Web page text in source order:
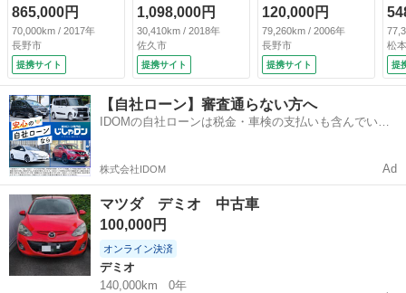
バックカメラ 衝突
被害軽減ブレーキ
クルーズコントロー
ル 前席シートヒー
ター スマートキ
ー ＬＥＤヘッドラ
イト オートライ
ト 純正アルミ＋サ
マータイヤ車載 Ｅ
ＴＣ （なし）
865,000円
70,000km / 2017年
長野市
提携サイト
ルセグＴＶ ＬＥＤ
ヘッドライト ＥＴ
Ｃ 衝突被害軽減ブ
レーキ スマートキ
ー クルーズコント
ロール アイドリン
グストップ シート
ヒーター オートラ
1,098,000円
30,410km / 2018年
佐久市
提携サイト
スマートキー ＣＤ
／ＭＤ （検9.6）
120,000円
79,260km / 2006年
長野市
提携サイト
ビ
リ
グ
減
シ
ト
松
提
【自社ローン】審査通らない方へ
IDOMの自社ローンは税金・車検の支払いも含んでいる
株式会社IDOM Ad
マツダ デミオ 中古車
100,000円
オンライン決済
デミオ
140,000km
0年